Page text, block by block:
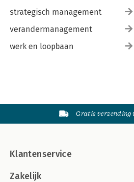
strategisch management
verandermanagement
werk en loopbaan
Gratis verzending
Klantenservice
Zakelijk